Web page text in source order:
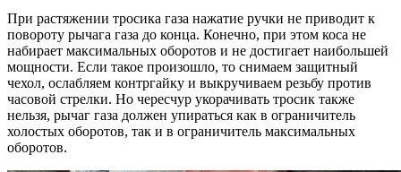
При растяжении тросика газа нажатие ручки не приводит к
повороту рычага газа до конца. Конечно, при этом коса не
набирает максимальных оборотов и не достигает наибольшей
мощности. Если такое произошло, то снимаем защитный
чехол, ослабляем контргайку и выкручиваем резьбу против
часовой стрелки. Но чересчур укорачивать тросик также
нельзя, рычаг газа должен упираться как в ограничитель
холостых оборотов, так и в ограничитель максимальных
оборотов.